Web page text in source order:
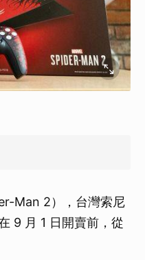
Man 2），台灣索尼
9 月 1 日開賣前，從